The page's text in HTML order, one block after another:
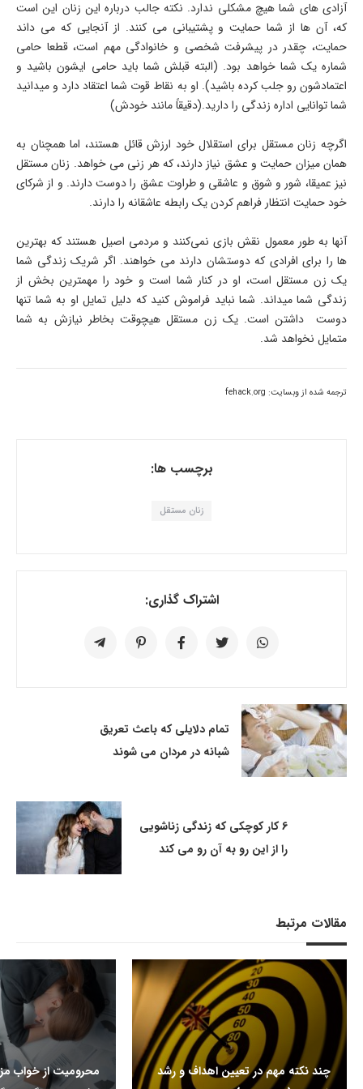
آزادی های شما هیچ مشکلی ندارد. نکته جالب درباره این زنان این است
که، آن ها از شما حمایت و پشتیبانی می کنند. از آنجایی که می داند
حمایت، چقدر در پیشرفت شخصی و خانوادگی مهم است، قطعا حامی
شماره یک شما خواهد بود. (البته قبلش شما باید حامی ایشون باشید و
اعتمادشون رو جلب کرده باشید). او به نقاط قوت شما اعتقاد دارد و میدانید
شما توانایی اداره زندگی را دارید.(دقیقاً مانند خودش)
اگرچه زنان مستقل برای استقلال خود ارزش قائل هستند، اما همچنان به
همان میزان حمایت و عشق نیاز دارند، که هر زنی می خواهد. زنان مستقل
نیز عمیقا، شور و شوق و عاشقی و طراوت عشق را دوست دارند. و از شرکای
خود حمایت انتظار فراهم کردن یک رابطه عاشقانه را دارند.
آنها به طور معمول نقش بازی نمی‌کنند و مردمی اصیل هستند که بهترین
ها را برای افرادی که دوستشان دارند می خواهند. اگر شریک زندگی شما
یک زن مستقل است، او در کنار شما است و خود را مهمترین بخش از
زندگی شما میداند. شما نباید فراموش کنید که دلیل تمایل او به شما تنها
دوست داشتن است. یک زن مستقل هیچوقت بخاطر نیازش به شما
متمایل نخواهد شد.
ترجمه شده از وبسایت: fehack.org
برچسب ها:
زنان مستقل
اشتراک گذاری:
تمام دلایلی که باعث تعریق
شبانه در مردان می شوند
6 کار کوچکی که زندگی زناشویی
را از این رو به آن رو می کند
مقالات مرتبط
چند نکته مهم در تعیین اهداف و رشد
محرومیت از خواب